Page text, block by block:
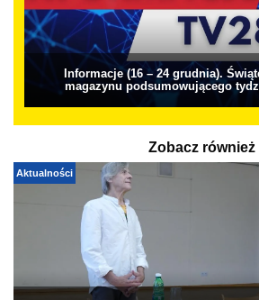
Informacje (16 – 24 grudnia).
magazynu podsumowującego
Zobacz również
Aktualności